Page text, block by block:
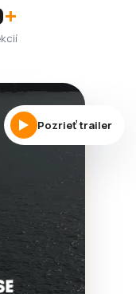
+
Pozrieť trailer